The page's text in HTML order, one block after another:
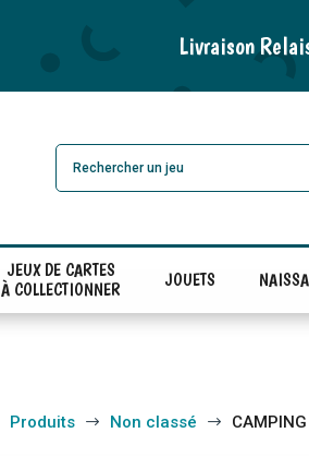
Livraison
JEUX DE CARTES
À COLLECTIONNER
JOUETS
Produits $ Non classé $ CAMPING